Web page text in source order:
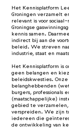
Het Kennisplatform
Groningen verzamelt
relevant is voor
Groningse
kennis samen.
indirect bij aan de
beleid. We streven
industrie, staat en
Het Kennisplatform is
geen belangen en
beleidskwesties. Onze
belanghebbenden
burgers, professionals
(maatschappelijke)
gebied te
verspreiden. We zijn
iedereen die
de ontwikkeling van